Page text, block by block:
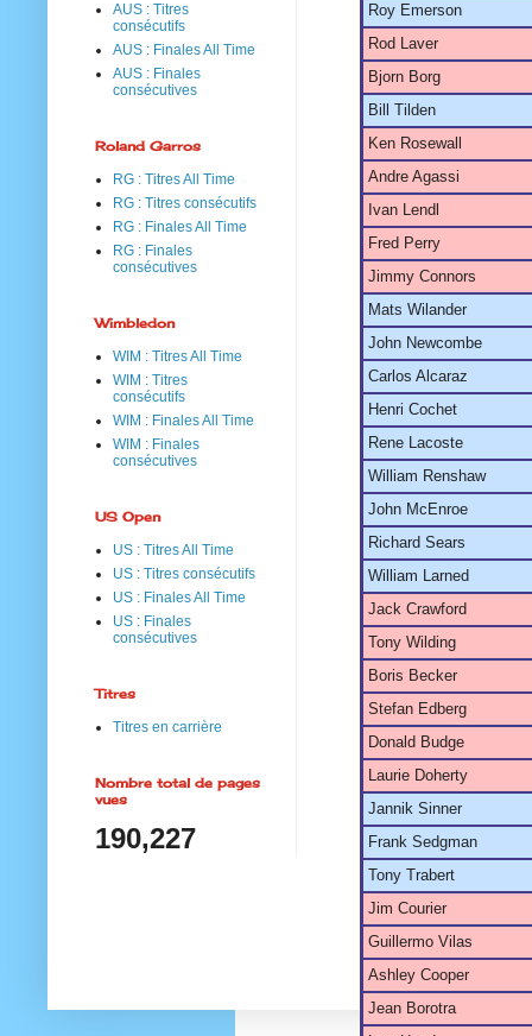
Roy Emerson
Rod Laver
Bjorn Borg
Bill Tilden
Ken Rosewall
Andre Agassi
Ivan Lendl
Fred Perry
Jimmy Connors
Mats Wilander
John Newcombe
Carlos Alcaraz
Henri Cochet
Rene Lacoste
William Renshaw
John McEnroe
Richard Sears
William Larned
Jack Crawford
Tony Wilding
Boris Becker
Stefan Edberg
Donald Budge
Laurie Doherty
Jannik Sinner
Frank Sedgman
Tony Trabert
Jim Courier
Guillermo Vilas
Ashley Cooper
Jean Borotra
AUS : Titres
consécutifs
AUS : Finales All Time
AUS : Finales
consécutives
Roland Garros
RG : Titres All Time
RG : Titres consécutifs
RG : Finales All Time
RG : Finales
consécutives
Wimbledon
WIM : Titres All Time
WIM : Titres
consécutifs
WIM : Finales All Time
WIM : Finales
consécutives
US Open
US : Titres All Time
US : Titres consécutifs
US : Finales All Time
US : Finales
consécutives
Titres
Titres en carrière
Nombre total de pages
vues
190,227